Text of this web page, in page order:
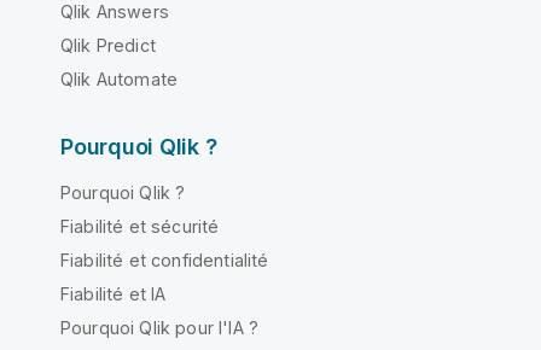
Qlik Answers
Qlik Predict
Qlik Automate
Pourquoi Qlik ?
Pourquoi Qlik ?
Fiabilité et sécurité
Fiabilité et confidentialité
Fiabilité et IA
Pourquoi Qlik pour l'IA ?